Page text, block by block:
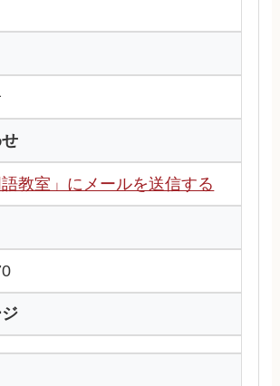
語教室」にメールを送信する